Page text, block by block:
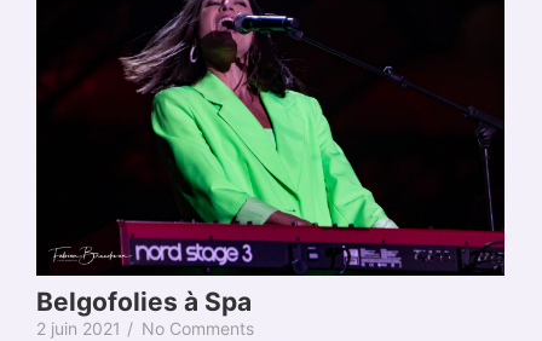
Belgofolies à Spa
2 juin 2021 / No Comments